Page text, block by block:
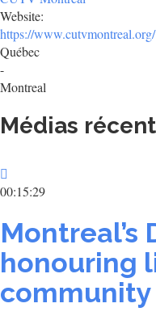
Website:
https://www.cutvmontreal.org/
Québec
-
Montreal
Médias
00:15:29
Montreal’s
honouring
community